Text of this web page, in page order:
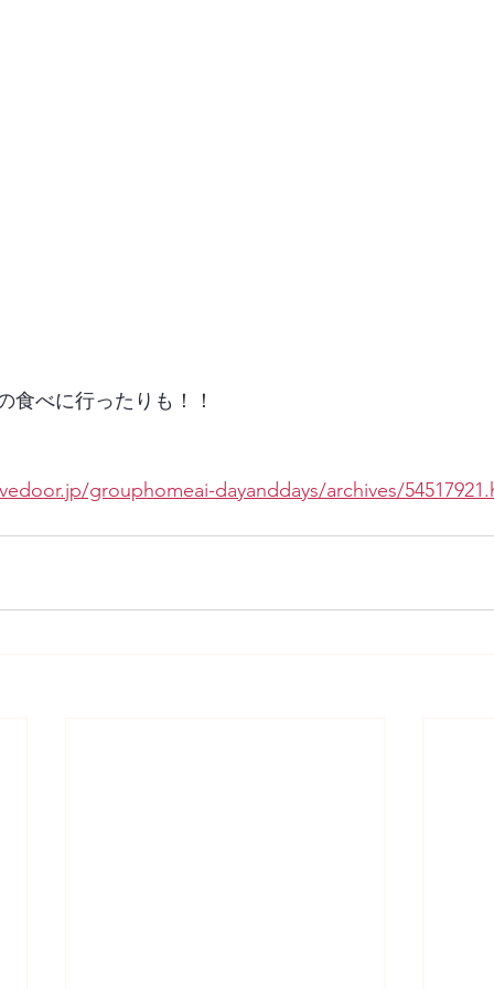
食べに行ったりも！！
grouphomeai-dayanddays/archives/